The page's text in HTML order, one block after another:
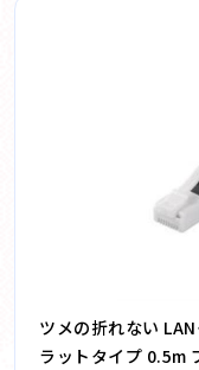
ツメの折れない
ラットタイプ 0.5m